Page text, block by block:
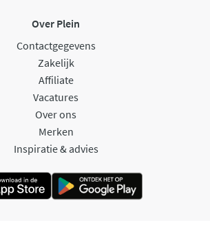
Over Plein
Contactgegevens
Zakelijk
Affiliate
Vacatures
Over ons
Merken
Inspiratie & advies